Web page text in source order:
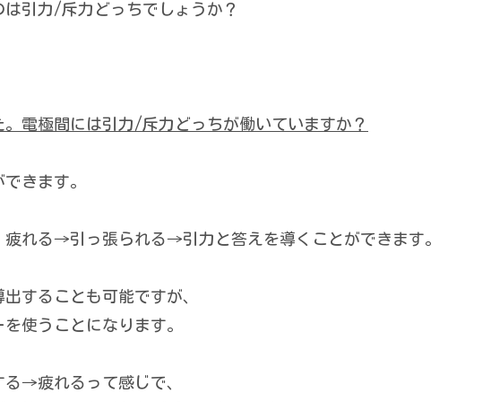
引力/斥力どっちでしょうか？
電極間には引力/斥力どっちが働いていますか？
きます。
疲れる→引っ張られる→引力と答えを導くことができます。
することも可能ですが、
使うことになります。
→疲れるって感じで、